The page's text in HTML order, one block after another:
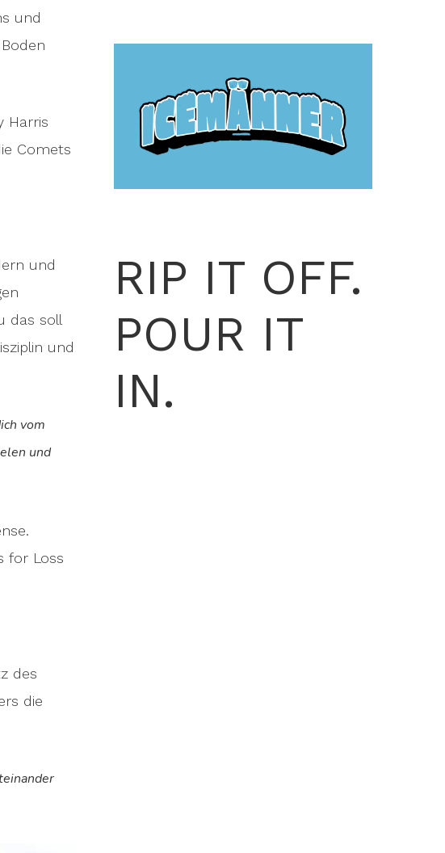
und
Harris
Comets
und
das soll
und
vom
und
for Loss
des
die
RIP IT OFF.
POUR IT
IN.